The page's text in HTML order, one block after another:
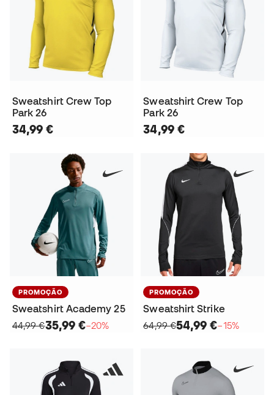
Sweatshirt Crew Top
Park 26
34,99 €
Sweatshirt Crew Top
Park 26
34,99 €
PROMOÇÃO
Sweatshirt Academy 25
44,99 €35,99 €−20%
PROMOÇÃO
Sweatshirt Strike
64,99 €54,99 €−15%